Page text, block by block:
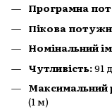
Програмна
Пікова
Номінальний
Чутливість:91
Максимальний
(1 м)